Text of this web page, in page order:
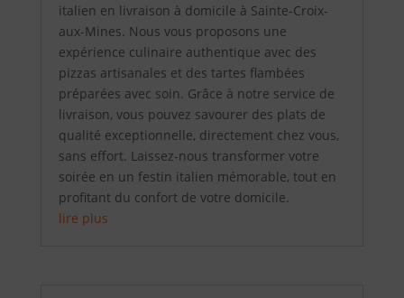
italien en livraison à domicile à Sainte-Croix-
aux-Mines. Nous vous proposons une
expérience culinaire authentique avec des
pizzas artisanales et des tartes flambées
préparées avec soin. Grâce à notre service de
livraison, vous pouvez savourer des plats de
qualité exceptionnelle, directement chez vous,
sans effort. Laissez-nous transformer votre
soirée en un festin italien mémorable, tout en
profitant du confort de votre domicile.
lire plus